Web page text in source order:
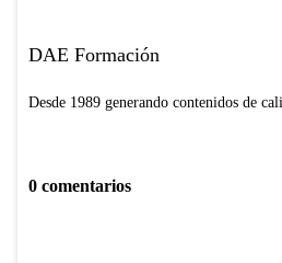
DAE Formación
Desde 1989 generando contenidos de
0 comentarios